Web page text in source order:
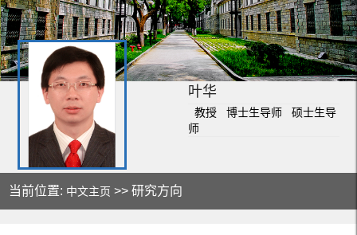
叶华
教授 博士生导师 硕士生导
师
当前位置: 中文主页 >> 研究方向